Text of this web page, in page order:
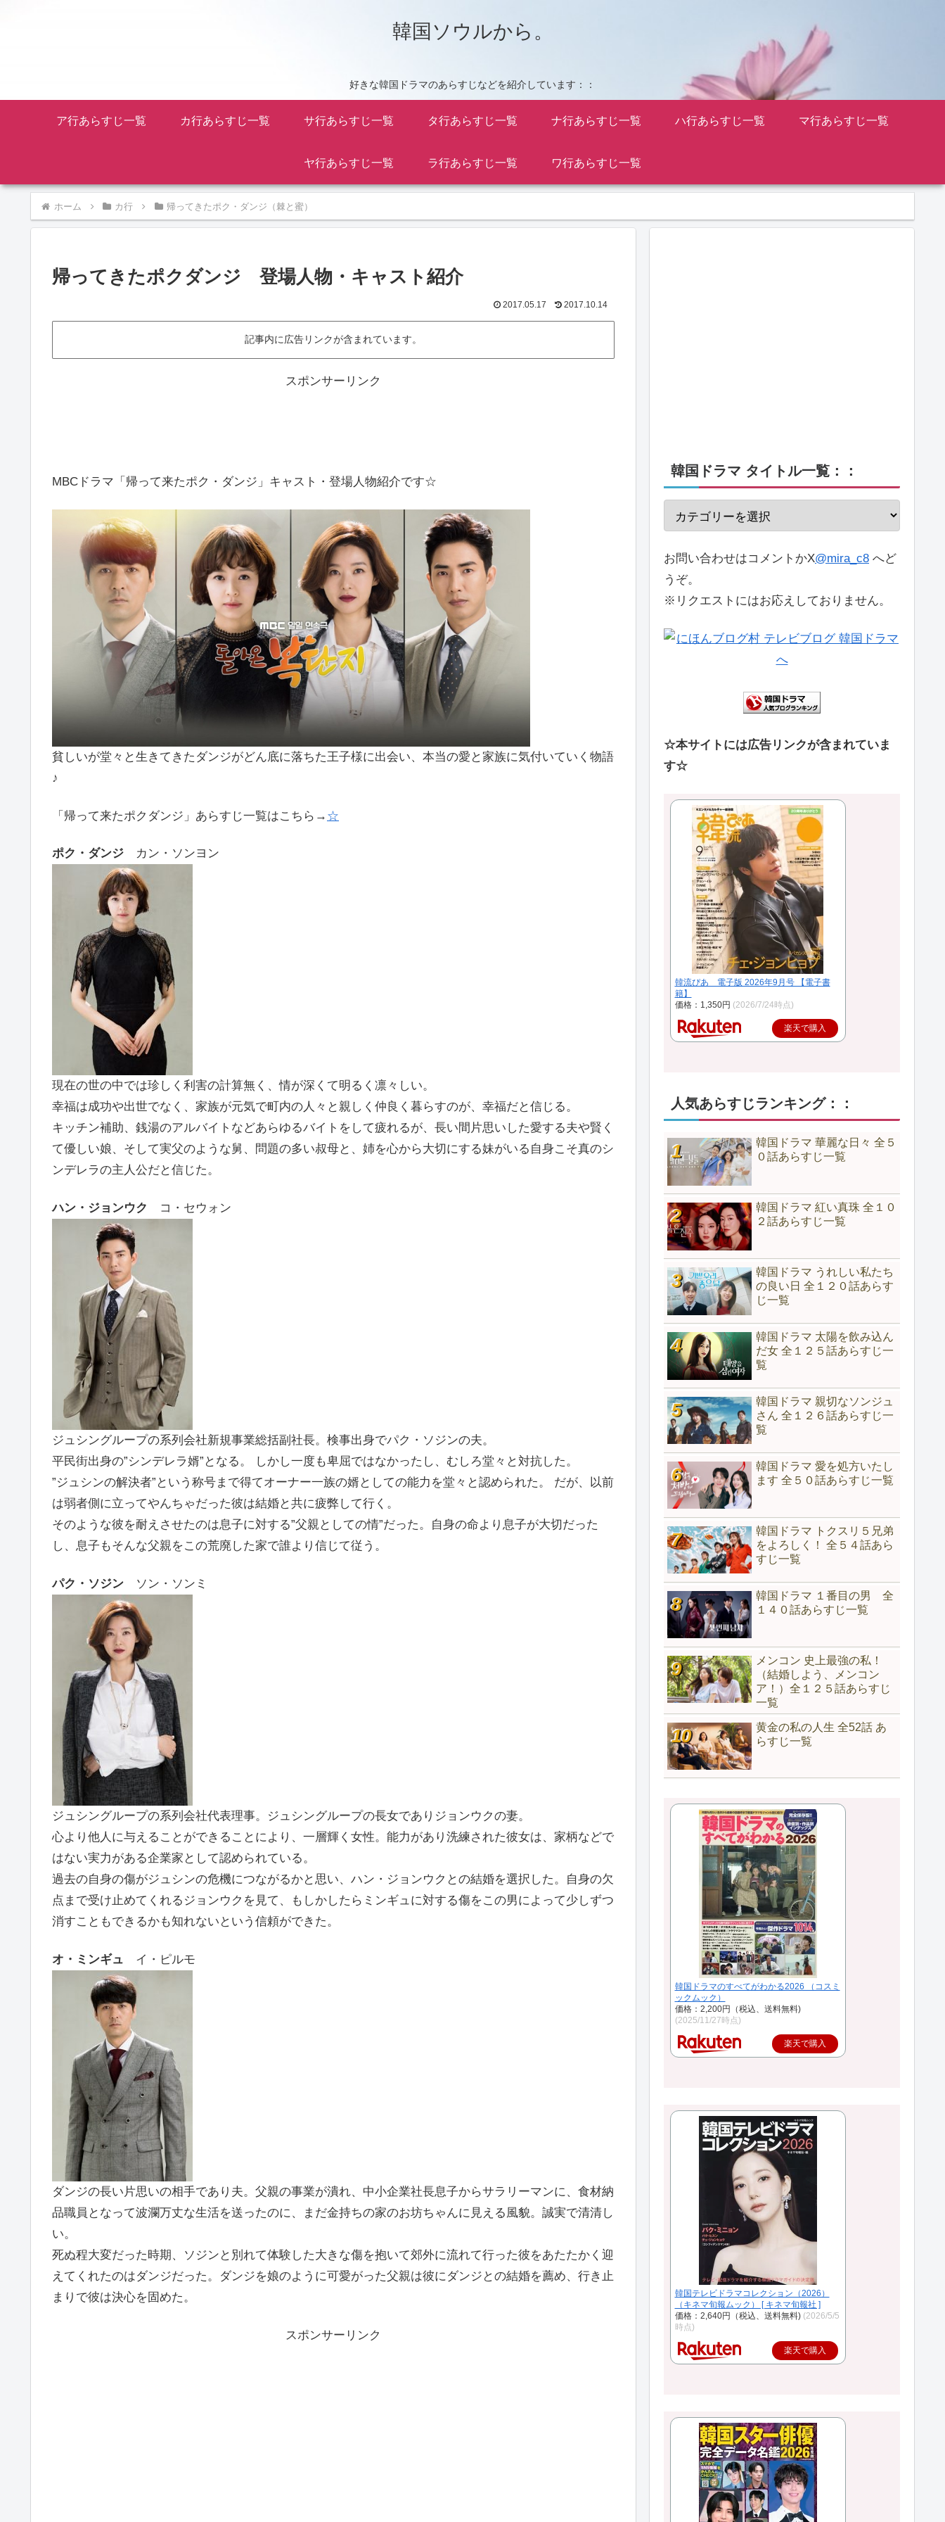
韓国ソウルから。
好きな韓国ドラマのあらすじなどを紹介しています：：
ア行あらすじ一覧 カ行あらすじ一覧 サ行あらすじ一覧 タ行あらすじ一覧 ナ行あらすじ一覧 ハ行あらすじ一覧 マ行あらすじ一覧
ヤ行あらすじ一覧 ラ行あらすじ一覧 ワ行あらすじ一覧
ホーム カ行 帰ってきたポク・ダンジ（棘と蜜）
帰ってきたポクダンジ 登場人物・キャスト紹介
2017.05.17 2017.10.14
記事内に広告リンクが含まれています。
スポンサーリンク
MBCドラマ「帰って来たポク・ダンジ」キャスト・登場人物紹介です☆
貧しいが堂々と生きてきたダンジがどん底に落ちた王子様に出会い、本当の愛と家族に気付いていく物語
♪
「帰って来たポクダンジ」あらすじ一覧はこちら→ ☆
ポク・ダンジ カン・ソンヨン
現在の世の中では珍しく利害の計算無く、情が深くて明るく凛々しい。
幸福は成功や出世でなく、家族が元気で町内の人々と親しく仲良く暮らすのが、幸福だと信じる。
キッチン補助、銭湯のアルバイトなどあらゆるバイトをして疲れるが、長い間片思いした愛する夫や賢く
て優しい娘、そして実父のような舅、問題の多い叔母と、姉を心から大切にする妹がいる自身こそ真のシ
ンデレラの主人公だと信じた。
ハン・ジョンウク コ・セウォン
ジュシングループの系列会社新規事業総括副社長。検事出身でパク・ソジンの夫。
平民街出身の”シンデレラ婿”となる。 しかし一度も卑屈ではなかったし、むしろ堂々と対抗した。
”ジュシンの解決者”という称号まで得てオーナー一族の婿としての能力を堂々と認められた。 だが、以前
は弱者側に立ってやんちゃだった彼は結婚と共に疲弊して行く。
そのような彼を耐えさせたのは息子に対する”父親としての情”だった。自身の命より息子が大切だった
し、息子もそんな父親をこの荒廃した家で誰より信じて従う。
パク・ソジン ソン・ソンミ
ジュシングループの系列会社代表理事。ジュシングループの長女でありジョンウクの妻。
心より他人に与えることができることにより、一層輝く女性。能力があり洗練された彼女は、家柄などで
はない実力がある企業家として認められている。
過去の自身の傷がジュシンの危機につながるかと思い、ハン・ジョンウクとの結婚を選択した。自身の欠
点まで受け止めてくれるジョンウクを見て、もしかしたらミンギュに対する傷をこの男によって少しずつ
消すこともできるかも知れないという信頼ができた。
オ・ミンギュ イ・ピルモ
ダンジの長い片思いの相手であり夫。父親の事業が潰れ、中小企業社長息子からサラリーマンに、食材納
品職員となって波瀾万丈な生活を送ったのに、まだ金持ちの家のお坊ちゃんに見える風貌。誠実で清清し
い。
死ぬ程大変だった時期、ソジンと別れて体験した大きな傷を抱いて郊外に流れて行った彼をあたたかく迎
えてくれたのはダンジだった。ダンジを娘のように可愛がった父親は彼にダンジとの結婚を薦め、行き止
まりで彼は決心を固めた。
スポンサーリンク
韓国ドラマ タイトル一覧：：
お問い合わせはコメントかX@mira_c8 へど
うぞ。
※リクエストにはお応えしておりません。
☆本サイトには広告リンクが含まれていま
す☆
韓流ぴあ 電子版 2026年9月号 【電子書
籍】
価格：1,350円 (2026/7/24時点)
楽天で購入
人気あらすじランキング：：
韓国ドラマ 華麗な日々 全５
０話あらすじ一覧
韓国ドラマ 紅い真珠 全１０
２話あらすじ一覧
韓国ドラマ うれしい私たち
の良い日 全１２０話あらす
じ一覧
韓国ドラマ 太陽を飲み込ん
だ女 全１２５話あらすじ一
覧
韓国ドラマ 親切なソンジュ
さん 全１２６話あらすじ一
覧
韓国ドラマ 愛を処方いたし
ます 全５０話あらすじ一覧
韓国ドラマ トクスリ５兄弟
をよろしく！ 全５４話あら
すじ一覧
韓国ドラマ １番目の男 全
１４０話あらすじ一覧
メンコン 史上最強の私！
（結婚しよう、メンコン
ア！）全１２５話あらすじ
一覧
黄金の私の人生 全52話 あ
らすじ一覧
韓国ドラマのすべてがわかる2026 （コスミ
ックムック）
価格：2,200円（税込、送料無料)
(2025/11/27時点)
楽天で購入
韓国テレビドラマコレクション（2026）
（キネマ旬報ムック） [ キネマ旬報社 ]
価格：2,640円（税込、送料無料) (2026/5/5
時点)
楽天で購入